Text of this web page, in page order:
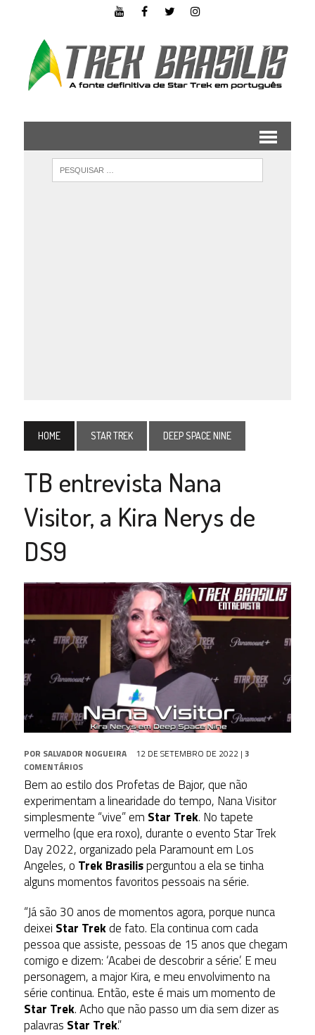
HOME STAR TREK DEEP SPACE NINE
TB entrevista Nana
Visitor, a Kira Nerys de
DS9
POR SALVADOR NOGUEIRA 12 DE SETEMBRO DE 2022 | 3
COMENTÁRIOS
Bem ao estilo dos Profetas de Bajor, que não
experimentam a linearidade do tempo, Nana Visitor
simplesmente “vive” em Star Trek. No tapete
vermelho (que era roxo), durante o evento Star Trek
Day 2022, organizado pela Paramount em Los
Angeles, o Trek Brasilisperguntou a ela se tinha
alguns momentos favoritos pessoais na série.
“Já são 30 anos de momentos agora, porque nunca
deixei Star Trekde fato. Ela continua com cada
pessoa que assiste, pessoas de 15 anos que chegam
comigo e dizem: ‘Acabei de descobrir a série.’ E meu
personagem, a major Kira, e meu envolvimento na
série continua. Então, este é mais um momento de
Star Trek. Acho que não passo um dia sem dizer as
palavras Star Trek.”